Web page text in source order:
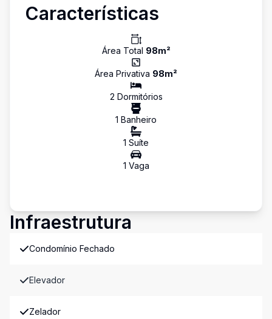
Características
Área Total 98m²
Área Privativa 98m²
2 Dormitórios
1 Banheiro
1 Suíte
1 Vaga
Infraestrutura
Condomínio Fechado
Elevador
Zelador